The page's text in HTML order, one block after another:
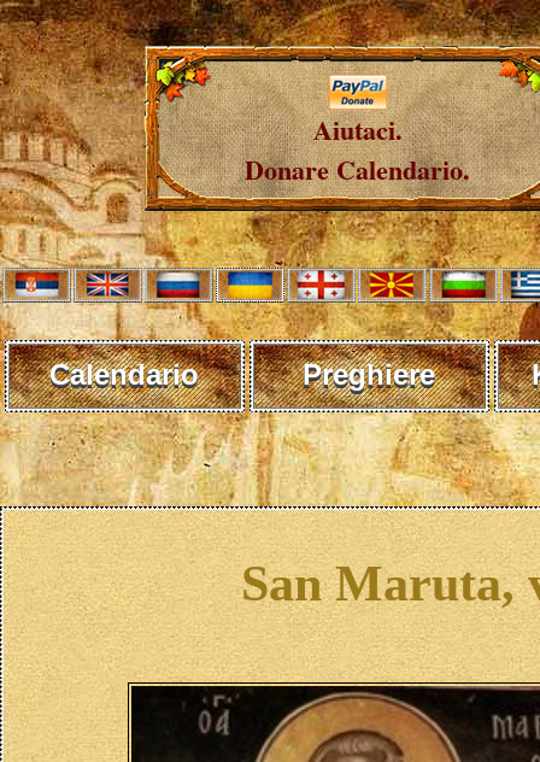
Aiutaci.
Donare Calendario.
Calendario Preghiere
San Maruta,